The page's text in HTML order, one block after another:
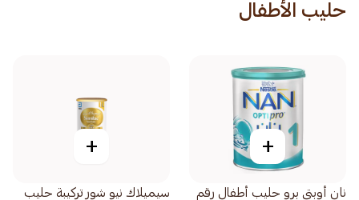
حليب الأطفال
+
نان أوبتي برو حليب أطفال رقم
+
سيميلاك نيو شور تركيبة حليب